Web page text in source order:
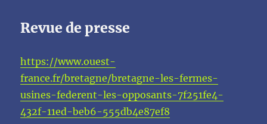
Revue de presse
https://www.ouest-
france.fr/bretagne/bretagne-les-fermes-
usines-federent-les-opposants-7f251fe4-
432f-11ed-beb6-555db4e87ef8